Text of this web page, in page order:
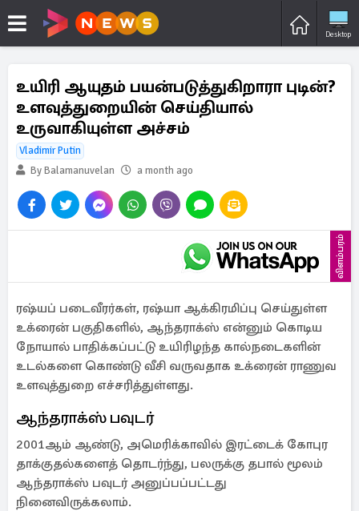
Desktop
உயிரி ஆயுதம் பயன்படுத்துகிறாரா புடின்?
உளவுத்துறையின் செய்தியால்
உருவாகியுள்ள அச்சம்
Vladimir Putin
By Balamanuvelan
a month ago
விளம்பரம்
ரஷ்யப் படைவீரர்கள், ரஷ்யா ஆக்கிரமிப்பு செய்துள்ள
உக்ரைன் பகுதிகளில், ஆந்தராக்ஸ் என்னும் கொடிய
நோயால் பாதிக்கப்பட்டு உயிரிழந்த கால்நடைகளின்
உடல்களை கொண்டு வீசி வருவதாக உக்ரைன் ராணுவ
உளவுத்துறை எச்சரித்துள்ளது.
ஆந்தராக்ஸ் பவுடர்
2001ஆம் ஆண்டு, அமெரிக்காவில் இரட்டைக் கோபுர
தாக்குதல்களைத் தொடர்ந்து, பலருக்கு தபால் மூலம்
ஆந்தராக்ஸ் பவுடர் அனுப்பப்பட்டது
நினைவிருக்கலாம்.